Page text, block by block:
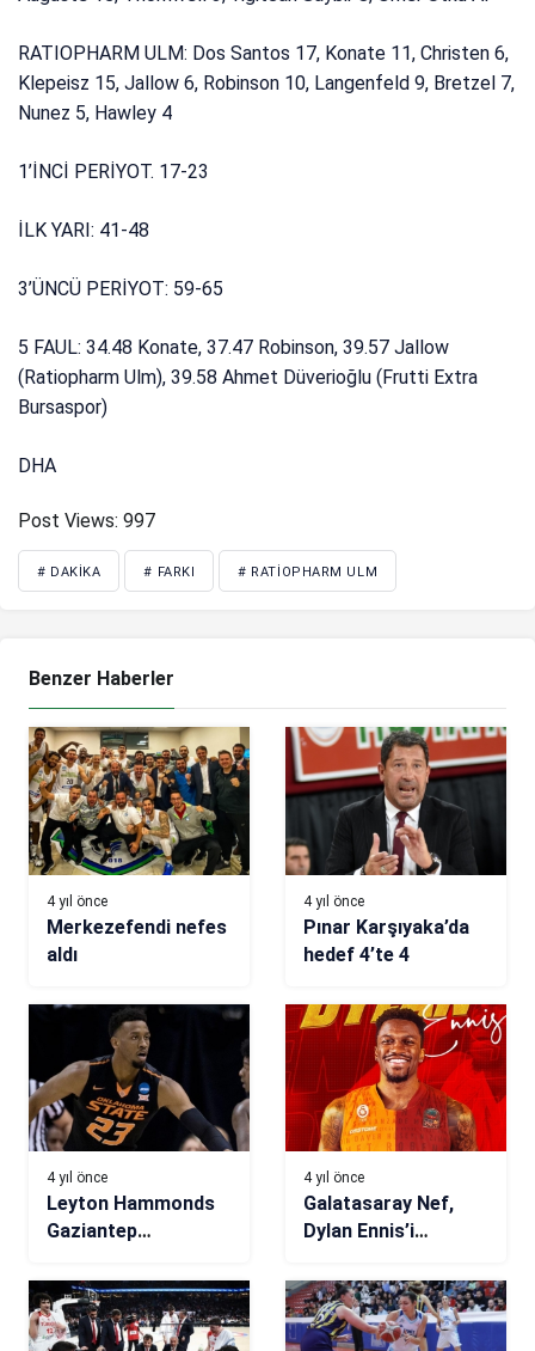
RATIOPHARM ULM: Dos Santos 17, Konate 11, Christen 6,
Klepeisz 15, Jallow 6, Robinson 10, Langenfeld 9, Bretzel 7,
Nunez 5, Hawley 4
1’İNCİ PERİYOT. 17-23
İLK YARI: 41-48
3’ÜNCÜ PERİYOT: 59-65
5 FAUL: 34.48 Konate, 37.47 Robinson, 39.57 Jallow
(Ratiopharm Ulm), 39.58 Ahmet Düverioğlu (Frutti Extra
Bursaspor)
DHA
Post Views: 997
# DAKIKA # FARKI # RATIOPHARM ULM
Benzer Haberler
4 yıl önce
Merkezefendi nefes
aldı
4 yıl önce
Pınar Karşıyaka’da
hedef 4’te 4
4 yıl önce
Leyton Hammonds
Gaziantep
4 yıl önce
Galatasaray Nef,
Dylan Ennis’i